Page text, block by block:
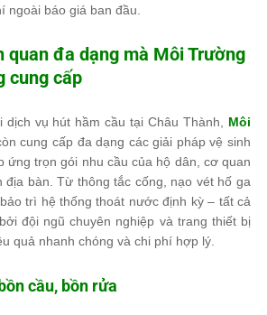
ngoài báo giá ban đầu.
quan đa dạng mà Môi Trường
cung cấp
dịch vụ hút hầm cầu tại Châu Thành, Môi
cung cấp đa dạng các giải pháp vệ sinh
ứng trọn gói nhu cầu của hộ dân, cơ quan
địa bàn. Từ thông tắc cống, nạo vét hố ga
trì hệ thống thoát nước định kỳ – tất cả
đội ngũ chuyên nghiệp và trang thiết bị
quả nhanh chóng và chi phí hợp lý.
cầu, bồn rửa